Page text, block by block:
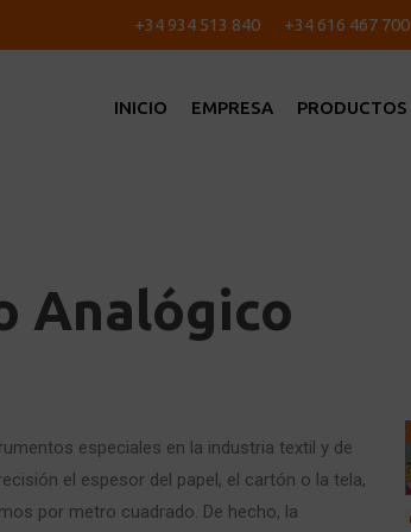
+34 934 513 840 +34 616 467 700
INICIO EMPRESA PRODUCTOS
Analógico
especiales en la industria textil y de
el espesor del papel, el cartón o la tela,
por metro cuadrado. De hecho, la